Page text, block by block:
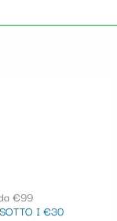
€99
SOTTO I €30